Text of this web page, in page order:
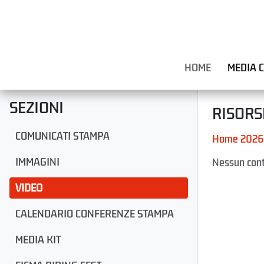
HOME MEDIA
SEZIONI
COMUNICATI STAMPA
IMMAGINI
VIDEO
CALENDARIO CONFERENZE STAMPA
MEDIA KIT
Home 2026
Nessun